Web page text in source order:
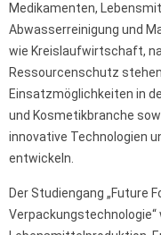
Medikamenten,
Abwasserreinigung und
wie Kreislaufwirtschaft,
Ressourcenschutz
Einsatzmöglichkeiten in
und Kosmetikbranche
innovative Technologien
entwickeln.
Der Studiengang „Future